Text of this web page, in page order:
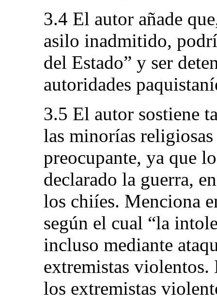
3.4 El autor añade
asilo inadmitido,
del Estado” y ser
autoridades
3.5 El autor sostiene
las minorías
preocupante, ya que
declarado la guerra,
los chiíes. Menciona
según el cual “la
incluso mediante
extremistas violentos.
los extremistas